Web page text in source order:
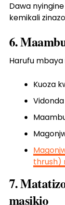
Dawa
kemikali
6.
Harufu
Kuoza
thrush)
7.
masikio